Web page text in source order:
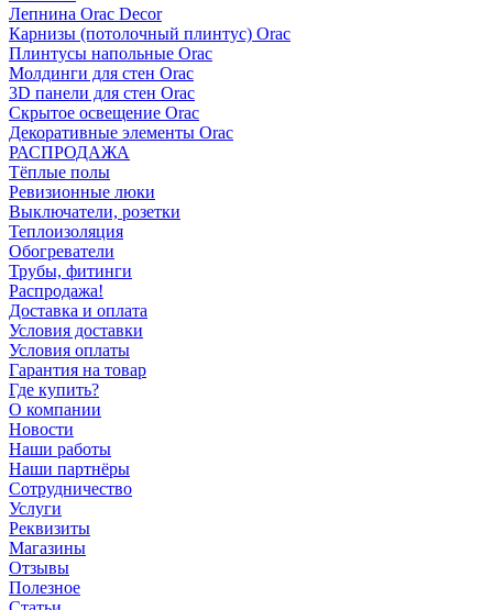
Лепнина Orac Decor
Карнизы (потолочный плинтус) Orac
Плинтусы напольные Orac
Молдинги для стен Orac
3D панели для стен Orac
Скрытое освещение Orac
Декоративные элементы Orac
РАСПРОДАЖА
Тёплые полы
Ревизионные люки
Выключатели, розетки
Теплоизоляция
Обогреватели
Трубы, фитинги
Распродажа!
Доставка и оплата
Условия доставки
Условия оплаты
Гарантия на товар
Где купить?
О компании
Новости
Наши работы
Наши партнёры
Сотрудничество
Услуги
Реквизиты
Магазины
Отзывы
Полезное